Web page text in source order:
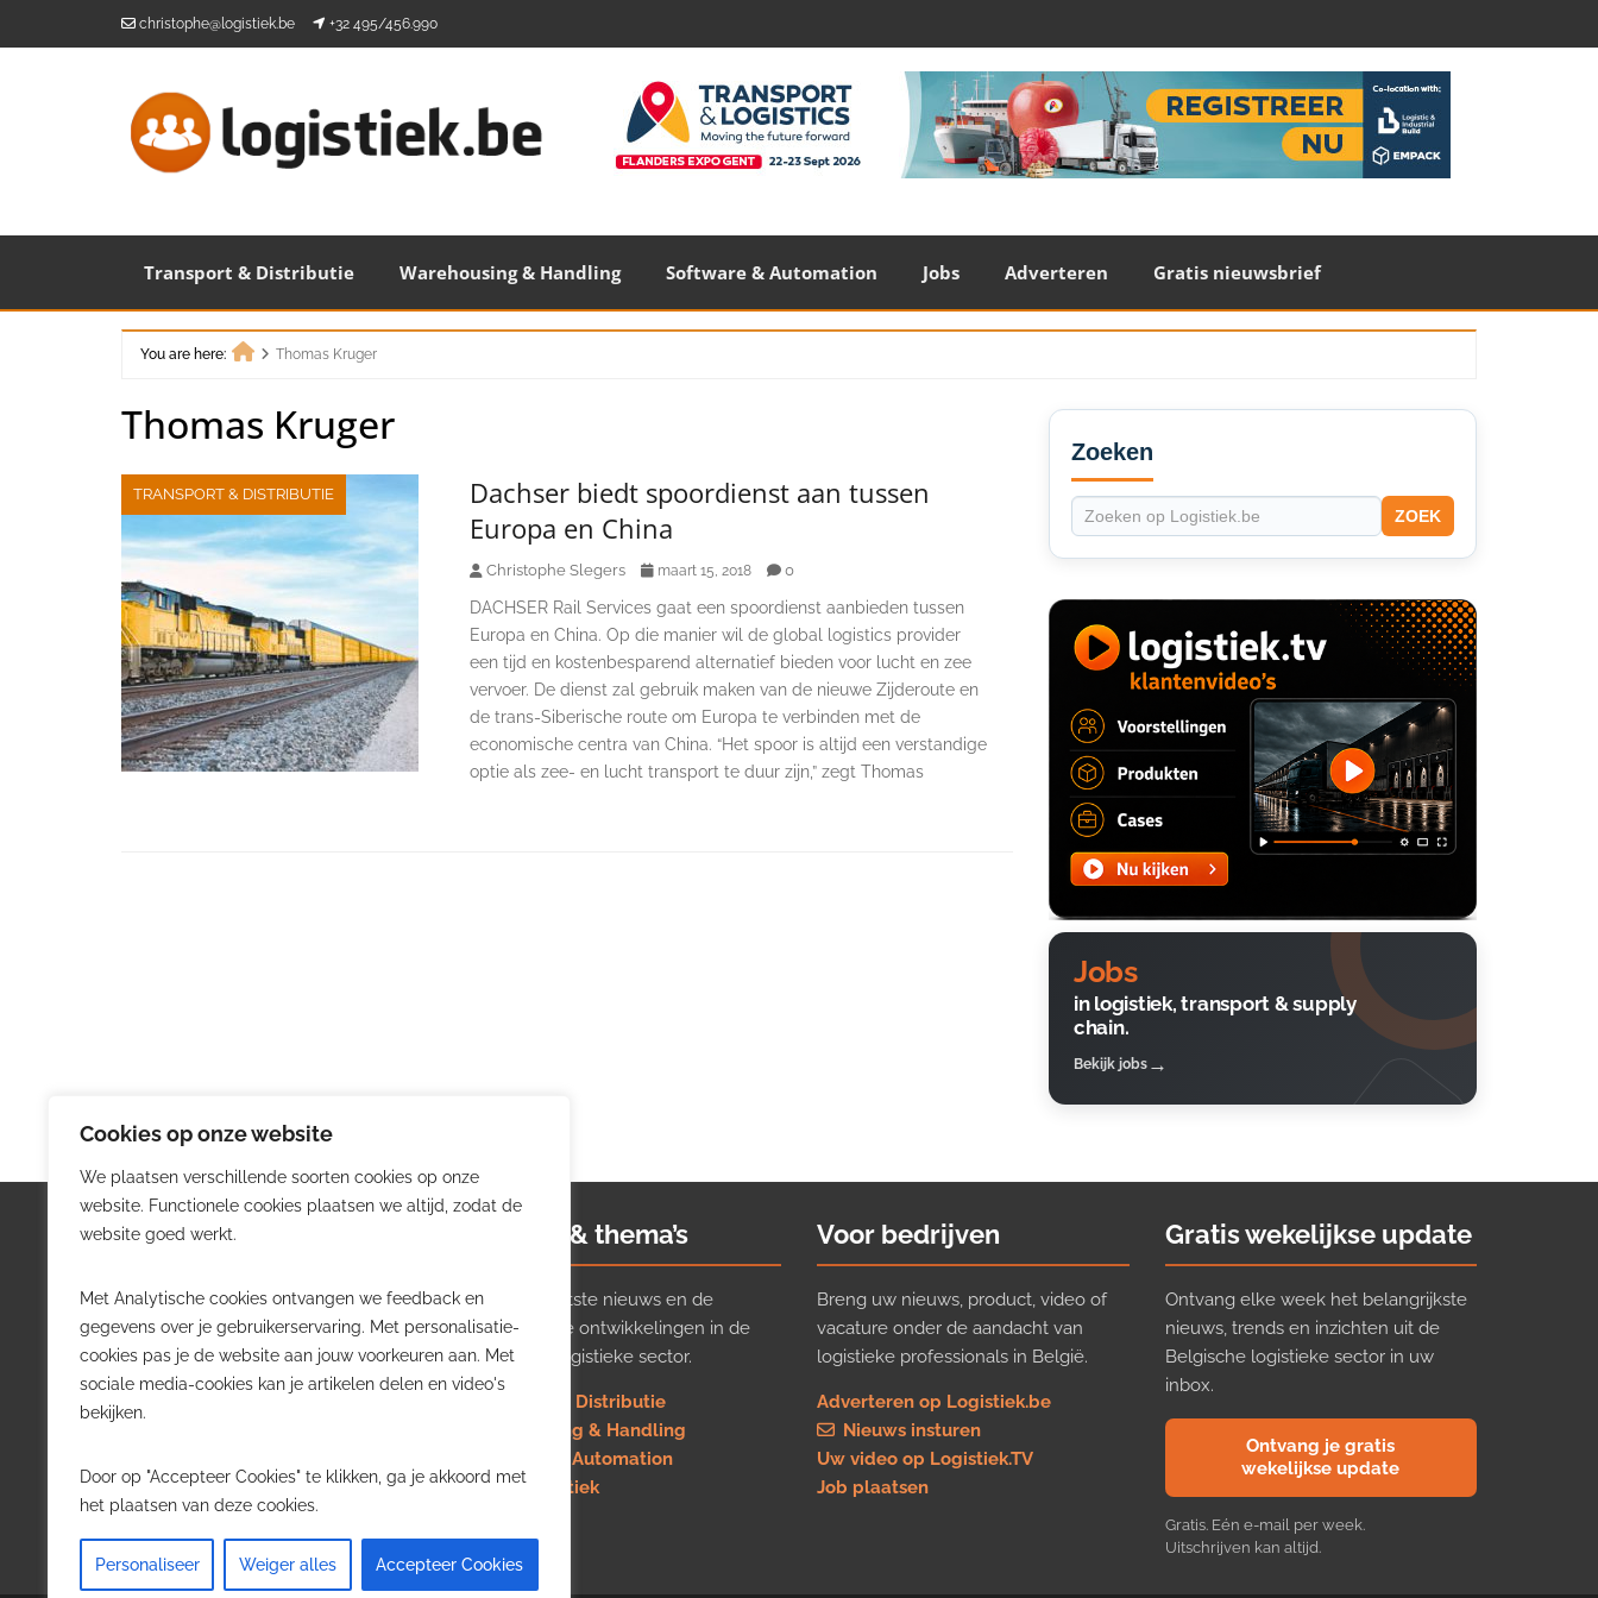
Cookies op onze website
We plaatsen verschillende soorten cookies op onze
website. Functionele cookies plaatsen we altijd, zodat de
website goed werkt.
Met Analytische cookies ontvangen we feedback en
gegevens over je gebruikerservaring. Met personalisatie-
cookies pas je de website aan jouw voorkeuren aan. Met
sociale media-cookies kan je artikelen delen en video's
bekijken.
Door op "Accepteer Cookies" te klikken, ga je akkoord met
het plaatsen van deze cookies.
Personaliseer Weiger alles Accepteer Cookies
christophe@logistiek.be +32 495/456.990
Transport & Distributie Warehousing & Handling Software & Automation Jobs Adverteren Gratis nieuwsbrief
You are here:
Thomas Kruger
Thomas Kruger
TRANSPORT & DISTRIBUTIE
Dachser biedt spoordienst aan tussen
Europa en China
Christophe Slegers maart 15, 2018 0
DACHSER Rail Services gaat een spoordienst aanbieden tussen
Europa en China. Op die manier wil de global logistics provider
een tijd en kostenbesparend alternatief bieden voor lucht en zee
vervoer. De dienst zal gebruik maken van de nieuwe Zijderoute en
de trans-Siberische route om Europa te verbinden met de
economische centra van China. “Het spoor is altijd een verstandige
optie als zee- en lucht transport te duur zijn,” zegt Thomas
Secondary
Sidebar
Zoeken
ZOEK
Jobs
in logistiek, transport & supply
chain.
Bekijk jobs
Logistiek.be
Logistiek.be brengt dagelijks nieuws,
trends en praktijkverhalen over
transport, warehousing, supply chain
en automatisering in België.
willen volgen.
Nieuws & thema’s
Volg het laatste nieuws en de
belangrijkste ontwikkelingen in de
Belgische logistieke sector.
Transport & Distributie
Warehousing & Handling
Software & Automation
Job in logistiek
Voor bedrijven
Breng uw nieuws, product, video of
vacature onder de aandacht van
logistieke professionals in België.
Adverteren op Logistiek.be
Nieuws insturen
Uw video op Logistiek.TV
Job plaatsen
Gratis wekelijkse update
Ontvang elke week het belangrijkste
nieuws, trends en inzichten uit de
Belgische logistieke sector in uw
inbox.
Ontvang je gratis
wekelijkse update
Gratis. Eén e-mail per week.
Uitschrijven kan altijd.